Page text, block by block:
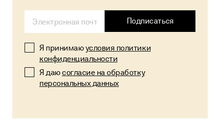
Подписаться
Я принимаюусловия политики
конфиденциальности
Я даю согласие на обработку
персональных данных
Alternative: